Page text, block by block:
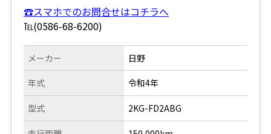
☎スマホでのお問合せはコチラへ
℡(0586-68-6200)
メーカー
年式
型式
日野
令和4年
2KG-FD2ABG